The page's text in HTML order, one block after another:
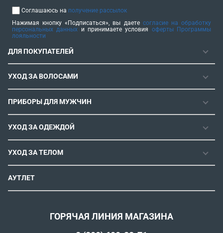
ДЛЯ ПОКУПАТЕЛЕЙ
ГАРАНТИЯ
РЕМОНТОПРИГОДНОСТЬ
ИНСТРУКЦИИ И FAQ
КОНТАКТЫ И РЕКВИЗИТЫ
СПОСОБЫ ОПЛАТЫ
УСЛОВИЯ ДОСТАВКИ
ОБМЕН И ВОЗВРАТ
УХОД ЗА ВОЛОСАМИ
ФЕНЫ
ФЕН-ЩЕТКИ
СТАЙЛЕРЫ
ВОССТАНОВЛЕНИЕ ВОЛОС
ULTIMATE EXPERIENCE
ROWENTA X KARL LAGERFELD
ПРИБОРЫ ДЛЯ МУЖЧИН
МАШИНКИ ДЛЯ СТРИЖКИ
ТРИММЕРЫ
УХОД ЗА ОДЕЖДОЙ
ПАРОГЕНЕРАТОРЫ
УТЮГИ
УХОД ЗА ТЕЛОМ
ЭПИЛЯТОРЫ
АУТЛЕТ
Соглашаюсь на получение рассылок
Нажимая кнопку «Подписаться», вы даете согласие на обработку
персональных данных и принимаете условия оферты Программы
лояльности
ГОРЯЧАЯ ЛИНИЯ МАГАЗИНА